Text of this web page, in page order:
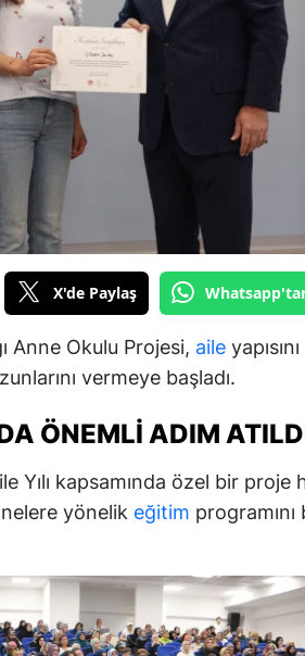
Bitlis
Bolu
Bursa
Çorum
X'de Paylaş
Anne Okulu Projesi, aile yapısını
vermeye başladı.
ÖNEMLI ADIM
Yılı kapsamında özel bir proje
yönelik eğitim programını